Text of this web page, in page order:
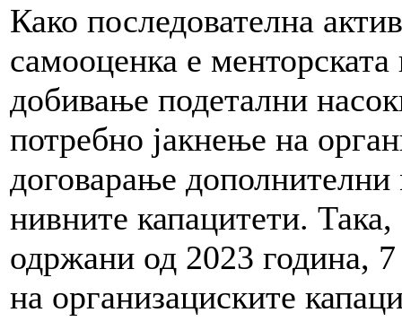
Како последователна
самооценка е
добивање подетални
потребно јакнење на
договарање
нивните капацитети.
одржани од 2023 година,
на организациските